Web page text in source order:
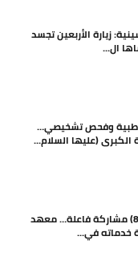
زيارة الأربعين تجسد
ال...
خدمة طبية وفحص تشخيصي…
(عليها السلام...
بـ(18) مشروعاً نوعياً و(80) مشاركة فاعلة… معهد
خدماته في...